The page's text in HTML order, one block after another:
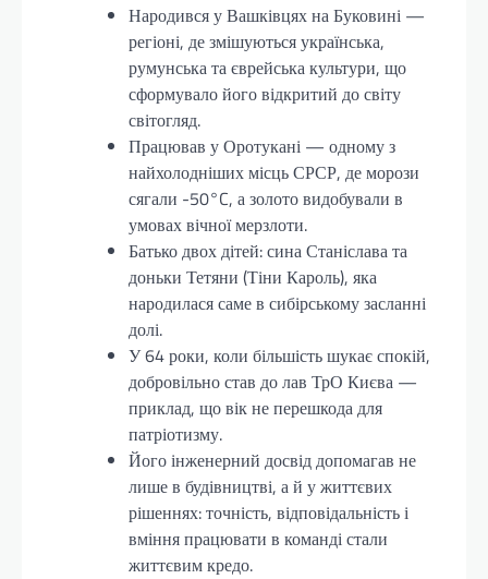
Народився у Вашківцях на Буковині —
регіоні, де змішуються українська,
румунська та єврейська культури, що
сформувало його відкритий до світу
світогляд.
Працював у Оротукані — одному з
найхолодніших місць СРСР, де морози
сягали -50°C, а золото видобували в
умовах вічної мерзлоти.
Батько двох дітей: сина Станіслава та
доньки Тетяни (Тіни Кароль), яка
народилася саме в сибірському засланні
долі.
У 64 роки, коли більшість шукає спокій,
добровільно став до лав ТрО Києва —
приклад, що вік не перешкода для
патріотизму.
Його інженерний досвід допомагав не
лише в будівництві, а й у життєвих
рішеннях: точність, відповідальність і
вміння працювати в команді стали
життєвим кредо.